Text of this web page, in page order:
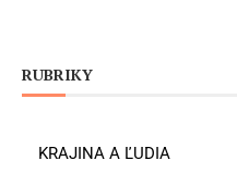
RUBRIKY
KRAJINA A ĽUDIA